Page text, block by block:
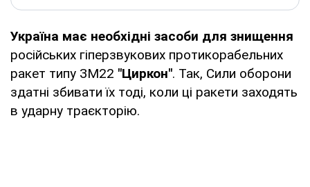
Україна має необхідні засоби для знищення
російських гіперзвукових протикорабельних
ракет типу ЗМ22 "Циркон". Так, Сили оборони
здатні збивати їх тоді, коли ці ракети заходять
в ударну траєкторію.